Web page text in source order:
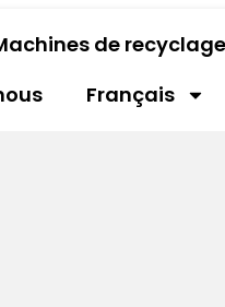
de recyclage
Français